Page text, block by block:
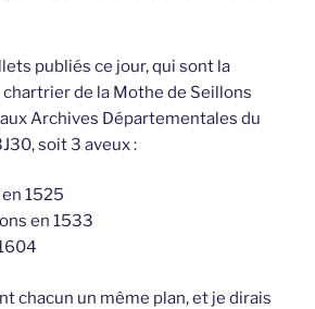
publiés ce jour, qui sont la
de la Mothe de Seillons
Archives Départementales du
soit 3 aveux :
1525
en 1533
chacun un même plan, et je dirais